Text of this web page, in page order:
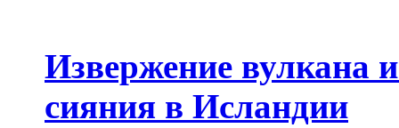
Извержение вулкана
сияния в Исландии